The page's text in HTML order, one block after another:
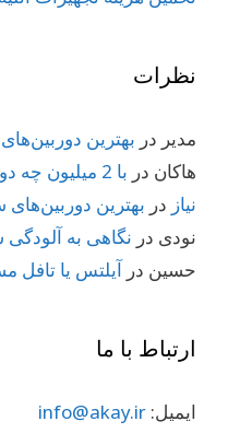
نظرات
مدیر در بهترین دوربین‌های
هاکان در با 2 میلیون چه دوربینی بخرم؟
نیاز در بهترین دوربین‌های سال
نودی در نگاهی به
حسین در آیلتس یا تافل
ارتباط با ما
ایمیل: info@akay.ir